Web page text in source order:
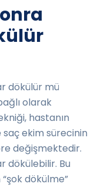
dökülür mü
olarak
hastanın
saç ekim sürecinin
değişmektedir.
dökülebilir. Bu
dökülme”